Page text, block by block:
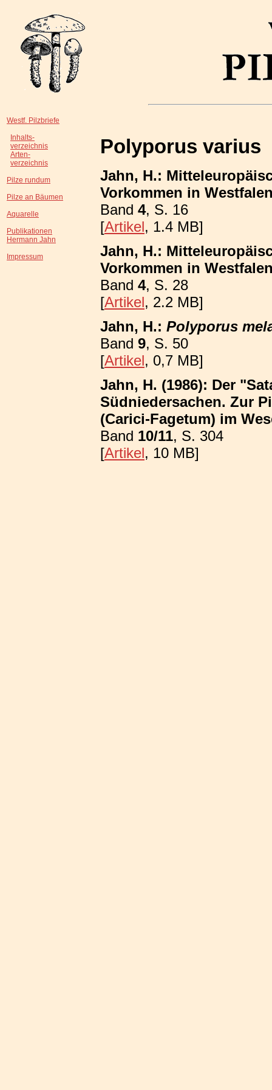
Westf. Pilzbriefe
Inhalts-
verzeichnis
Arten-
verzeichnis
Pilze rundum
Pilze an Bäumen
Aquarelle
Publikationen
Hermann Jahn
Impressum
Polyporus varius
Jahn, H.:
Vorkommen in
Band 4, S. 16
[Artikel, 1.4 MB]
Jahn, H.:
Vorkommen in
Band 4, S. 28
[Artikel, 2.2 MB]
Jahn, H.: Polyporus
Band 9, S. 50
[Artikel, 0,7 MB]
Jahn, H. (1986): Der
Südniedersachen. Zur
(Carici-Fagetum) im
Band 10/11, S. 304
[Artikel, 10 MB]